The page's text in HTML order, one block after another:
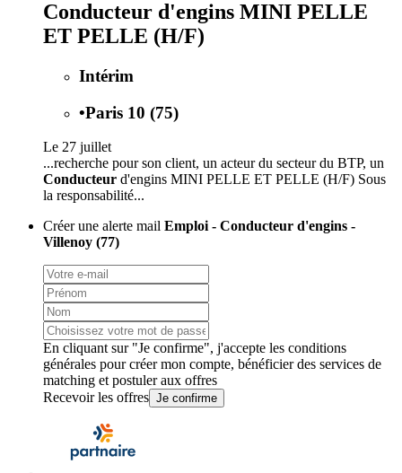
Conducteur d'engins MINI PELLE
ET PELLE (H/F)
Intérim
•Paris 10 (75)
Le 27 juillet
...recherche pour son client, un acteur du secteur du BTP, un
Conducteur d'engins MINI PELLE ET PELLE (H/F) Sous
la responsabilité...
Créer une alerte mail Emploi - Conducteur d'engins -
Villenoy (77)
En cliquant sur "Je confirme", j'accepte les conditions
générales pour créer mon compte, bénéficier des services de
matching et postuler aux offres
Recevoir les offres Je confirme